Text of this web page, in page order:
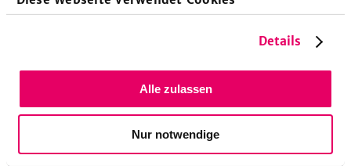
Details
Alle zulassen
Nur notwendige
kcal
Energie
11
g
24
Eiweiß
g
Fett